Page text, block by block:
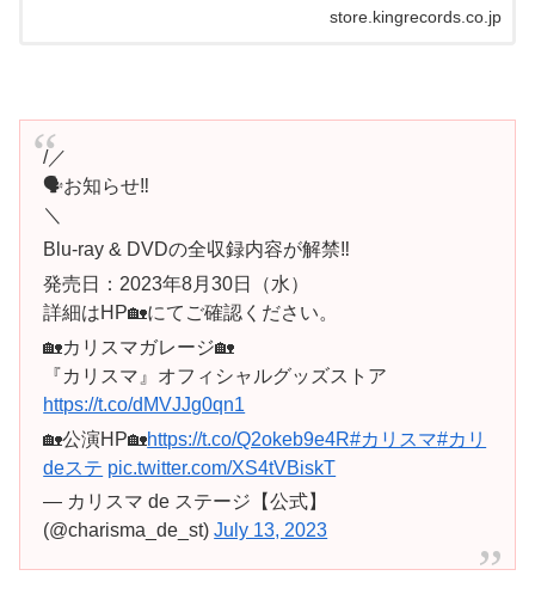
store.kingrecords.co.jp
/／
🗣お知らせ‼️
＼
Blu-ray & DVDの全収録内容が解禁‼️
発売日：2023年8月30日（水）
詳細はHP🏡にてご確認ください。
🏡カリスマガレージ🏡
『カリスマ』オフィシャルグッズストア
https://t.co/dMVJJg0qn1
🏡公演HP🏡https://t.co/Q2okeb9e4R#カリスマ#カリ
deステ pic.twitter.com/XS4tVBiskT
— カリスマ de ステージ【公式】
(@charisma_de_st)July 13, 2023